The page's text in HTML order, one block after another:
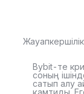
Bybit-те
соның
сатып алу
қамтиды.